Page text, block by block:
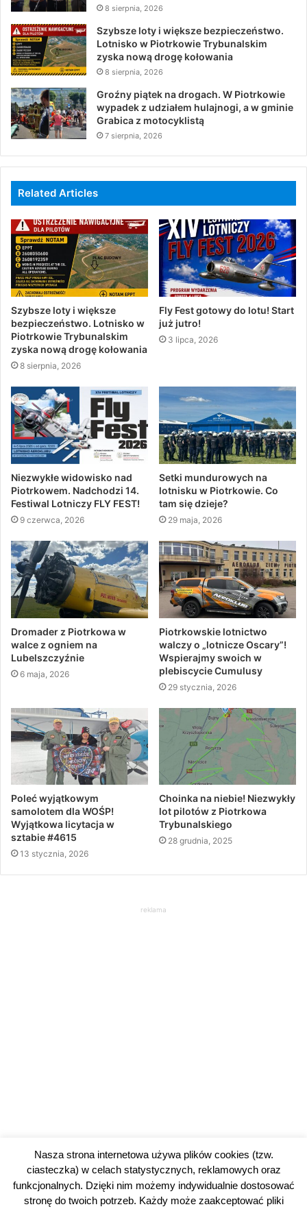
8 sierpnia, 2026
Szybsze loty i większe bezpieczeństwo.
Lotnisko w Piotrkowie Trybunalskim
zyska nową drogę kołowania
8 sierpnia, 2026
Groźny piątek na drogach. W Piotrkowie
wypadek z udziałem hulajnogi, a w gminie
Grabica z motocyklistą
7 sierpnia, 2026
Related Articles
Szybsze loty i większe
bezpieczeństwo. Lotnisko w
Piotrkowie Trybunalskim
zyska nową drogę kołowania
8 sierpnia, 2026
Fly Fest gotowy do lotu! Start
już jutro!
3 lipca, 2026
Niezwykłe widowisko nad
Piotrkowem. Nadchodzi 14.
Festiwal Lotniczy FLY FEST!
9 czerwca, 2026
Setki mundurowych na
lotnisku w Piotrkowie. Co
tam się dzieje?
29 maja, 2026
Dromader z Piotrkowa w
walce z ogniem na
Lubelszczyźnie
6 maja, 2026
Piotrkowskie lotnictwo
walczy o „lotnicze Oscary”!
Wspierajmy swoich w
plebiscycie Cumulusy
29 stycznia, 2026
Poleć wyjątkowym
samolotem dla WOŚP!
Wyjątkowa licytacja w
sztabie #4615
13 stycznia, 2026
Choinka na niebie! Niezwykły
lot pilotów z Piotrkowa
Trybunalskiego
28 grudnia, 2025
reklama
Nasza strona internetowa używa plików cookies (tzw.
ciasteczka) w celach statystycznych, reklamowych oraz
funkcjonalnych. Dzięki nim możemy indywidualnie dostosować
stronę do twoich potrzeb. Każdy może zaakceptować pliki